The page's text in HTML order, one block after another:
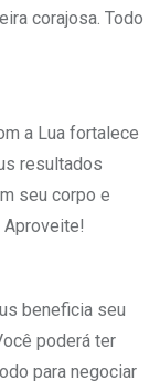
corajosa. Todo
a Lua fortalece
resultados
seu corpo e
Aproveite!
beneficia seu
poderá ter
para negociar